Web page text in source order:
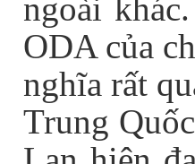
ngoài
ODA của
nghĩa rất
Trung